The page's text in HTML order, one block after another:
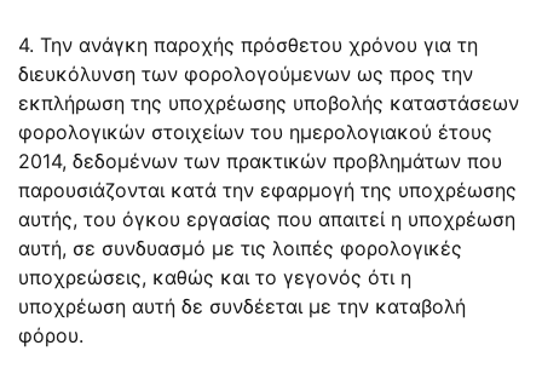
4. Την ανάγκη παροχής πρόσθετου χρόνου για τη
διευκόλυνση των φορολογούμενων ως προς την
εκπλήρωση της υποχρέωσης υποβολής καταστάσεων
φορολογικών στοιχείων του ημερολογιακού έτους
2014, δεδομένων των πρακτικών προβλημάτων που
παρουσιάζονται κατά την εφαρμογή της υποχρέωσης
αυτής, του όγκου εργασίας που απαιτεί η υποχρέωση
αυτή, σε συνδυασμό με τις λοιπές φορολογικές
υποχρεώσεις, καθώς και το γεγονός ότι η
υποχρέωση αυτή δε συνδέεται με την καταβολή
φόρου.